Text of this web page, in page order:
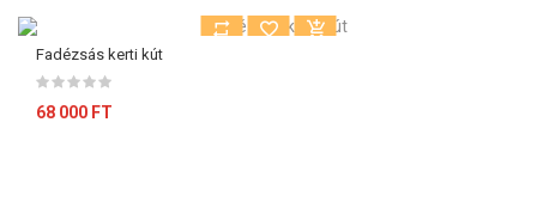
Fadézsás kerti kút
68 000 FT